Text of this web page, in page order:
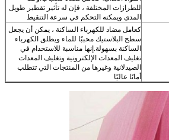
للطرازات المختلفة ، فإن له تأثير تقطير طويل
المدى ويمكنه التحكم في سرعة التنقيط
كعامل مضاد للكهرباء الساكنة ، يمكن أن يجعل
سطح البلاستيك محببًا للماء ويطلق الكهرباء
الساكنة بسهولة.إنها مناسبة للاستخدام في
تغليف المعدات الإلكترونية وتغليف المعدات
الصيدلانية وغيرها من المنتجات التي تتطلب
أمانًا عاليًا